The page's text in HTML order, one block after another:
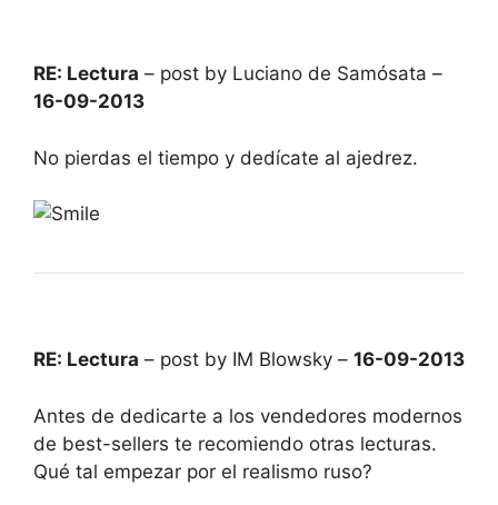
RE: Lectura – post by Luciano de Samósata –
16-09-2013
No pierdas el tiempo y dedícate al ajedrez.
RE: Lectura – post by IM Blowsky – 16-09-2013
Antes de dedicarte a los vendedores modernos
de best-sellers te recomiendo otras lecturas.
Qué tal empezar por el realismo ruso?